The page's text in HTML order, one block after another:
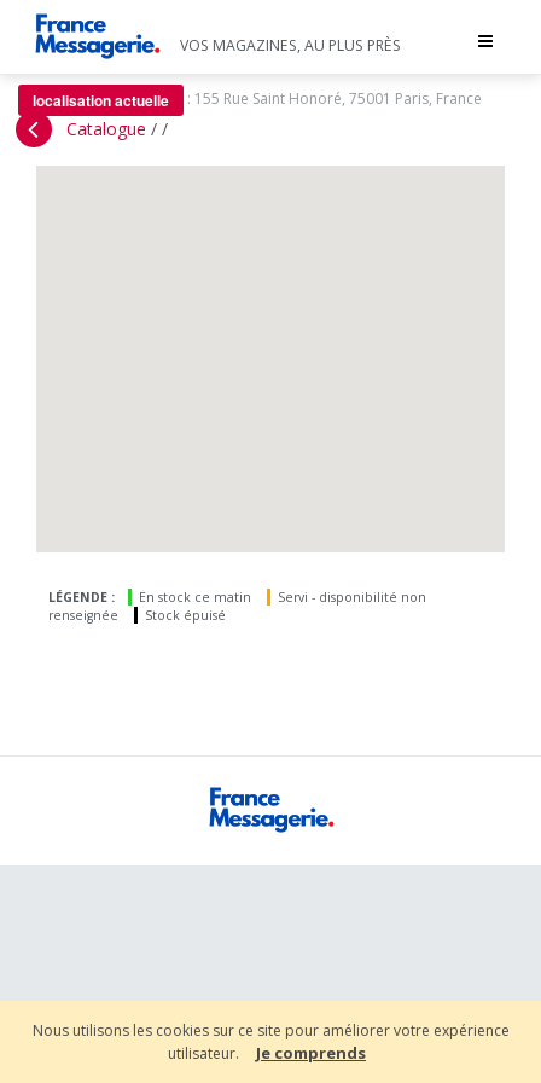
Nous utilisons les cookies sur ce site pour améliorer votre expérience
utilisateur.
Je comprends
Toggle
VOS MAGAZINES, AU PLUS PRÈS
localisation actuelle : 155 Rue Saint Honoré, 75001 Paris, France
Catalogue / /
LÉGENDE : En stock ce matin
Servi - disponibilité non
renseignée
Stock épuisé